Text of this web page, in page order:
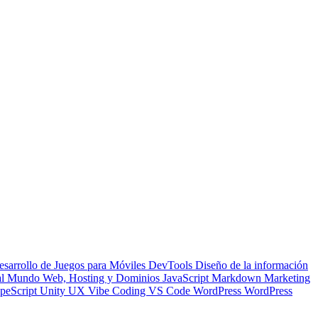
de Juegos para Móviles DevTools Diseño de la información
Mundo Web, Hosting y Dominios JavaScript Markdown Marketing
Unity UX Vibe Coding VS Code WordPress WordPress